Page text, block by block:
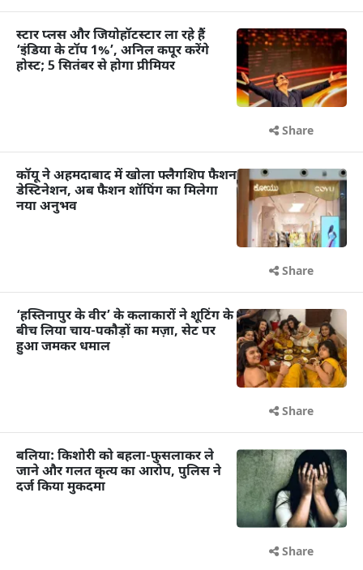
स्टार प्लस और जियोहॉटस्टार ला रहे हैं
‘इंडिया के टॉप 1%’, अनिल कपूर करेंगे
होस्ट; 5 सितंबर से होगा प्रीमियर
Share
कॉयू ने अहमदाबाद में खोला फ्लैगशिप फैशन
डेस्टिनेशन, अब फैशन शॉपिंग का मिलेगा
नया अनुभव
Share
‘हस्तिनापुर के वीर’ के कलाकारों ने शूटिंग के
बीच लिया चाय-पकौड़ों का मज़ा, सेट पर
हुआ जमकर धमाल
Share
बलिया: किशोरी को बहला-फुसलाकर ले
जाने और गलत कृत्य का आरोप, पुलिस ने
दर्ज किया मुकदमा
Share